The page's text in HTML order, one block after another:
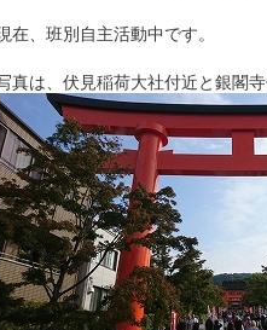
在、班別自主活動中です。
真は、伏見稲荷大社付近と銀閣寺